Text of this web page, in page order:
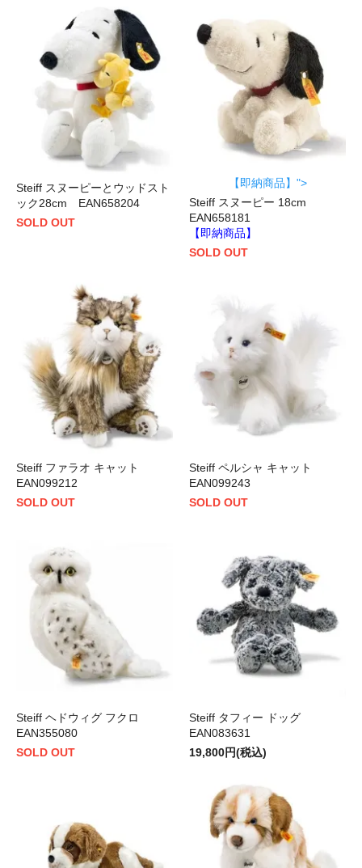
Steiff スヌーピーとウッドスト
ック28cm EAN658204
SOLD OUT
【即納商品】">
Steiff スヌーピー 18cm
EAN658181
【即納商品】
SOLD OUT
Steiff ファラオ キャット
EAN099212
SOLD OUT
Steiff ペルシャ キャット
EAN099243
SOLD OUT
Steiff ヘドウィグ フクロ
EAN355080
SOLD OUT
Steiff タフィー ドッグ
EAN083631
19,800円(税込)